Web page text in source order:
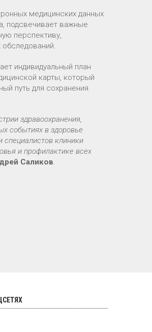
медицинских данных
подсвечивает важные
перспективу,
индивидуальный план
карты, который
путь для сохранения
здравоохранения,
событиях в здоровье
специалистов клиники
и профилактике всех
Саликов.